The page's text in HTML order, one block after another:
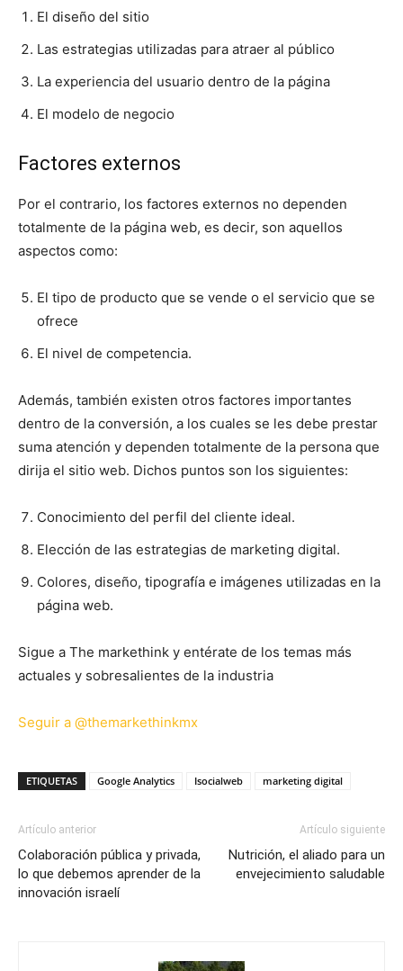
El diseño del sitio
Las estrategias utilizadas para atraer al público
La experiencia del usuario dentro de la página
El modelo de negocio
Factores externos
Por el contrario, los factores externos no dependen
totalmente de la página web, es decir, son aquellos
aspectos como:
El tipo de producto que se vende o el servicio que se
ofrece
El nivel de competencia.
Además, también existen otros factores importantes
dentro de la conversión, a los cuales se les debe prestar
suma atención y dependen totalmente de la persona que
dirija el sitio web. Dichos puntos son los siguientes:
Conocimiento del perfil del cliente ideal.
Elección de las estrategias de marketing digital.
Colores, diseño, tipografía e imágenes utilizadas en la
página web.
Sigue a The markethink y entérate de los temas más
actuales y sobresalientes de la industria
Seguir a @themarkethinkmx
ETIQUETAS Google Analytics Isocialweb marketing digital
Artículo anterior
Colaboración pública y privada,
lo que debemos aprender de la
innovación israelí
Artículo siguiente
Nutrición, el aliado para un
envejecimiento saludable